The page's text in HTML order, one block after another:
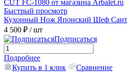
Быстрый просмотр
Кухонный Нож Японский Шеф
4 500 ₽ / шт
Подписаться
Подробнее
Купить в 1 клик
Сравнение